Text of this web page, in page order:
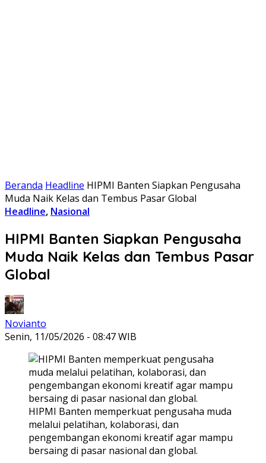
Beranda Headline HIPMI Banten Siapkan Pengusaha
Muda Naik Kelas dan Tembus Pasar Global
Headline, Nasional
HIPMI Banten Siapkan Pengusaha
Muda Naik Kelas dan Tembus Pasar
Global
Novianto
Senin, 11/05/2026 - 08:47 WIB
HIPMI Banten memperkuat pengusaha muda
melalui pelatihan, kolaborasi, dan
pengembangan ekonomi kreatif agar mampu
bersaing di pasar nasional dan global.